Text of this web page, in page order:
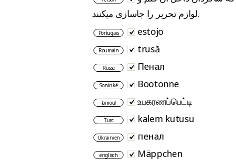
لوازم تحریر را جاسازی میکنند.
Portugais estojo
Roumain trusă
Russe Пенал
Soninké Bootonne
Tamoul உபகரணப்பெட்டி
Turc kalem kutusu
Ukrainien пенал
englisch Mäppchen